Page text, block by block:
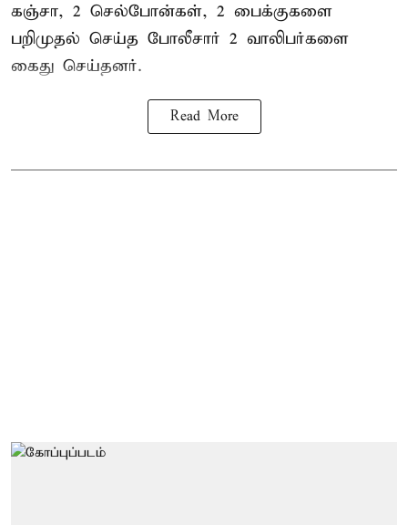
கஞ்சா, 2 செல்போன்கள், 2 பைக்குகளை
பறிமுதல் செய்த போலீசார் 2 வாலிபர்களை
கைது செய்தனர்.
Read More